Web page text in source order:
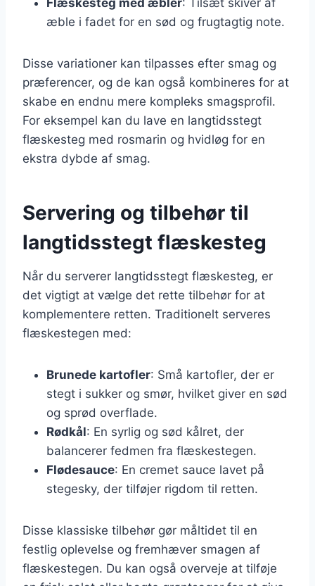
æble i fadet for en sød og frugtagtig note.
Disse variationer kan tilpasses efter smag og
præferencer, og de kan også kombineres for at
skabe en endnu mere kompleks smagsprofil.
For eksempel kan du lave en langtidsstegt
flæskesteg med rosmarin og hvidløg for en
ekstra dybde af smag.
Servering og tilbehør til
langtidsstegt flæskesteg
Når du serverer langtidsstegt flæskesteg, er
det vigtigt at vælge det rette tilbehør for at
komplementere retten. Traditionelt serveres
flæskestegen med:
Brunede kartofler: Små kartofler, der er
stegt i sukker og smør, hvilket giver en sød
og sprød overflade.
Rødkål: En syrlig og sød kålret, der
balancerer fedmen fra flæskestegen.
Flødesauce: En cremet sauce lavet på
stegesky, der tilføjer rigdom til retten.
Disse klassiske tilbehør gør måltidet til en
festlig oplevelse og fremhæver smagen af
flæskestegen. Du kan også overveje at tilføje